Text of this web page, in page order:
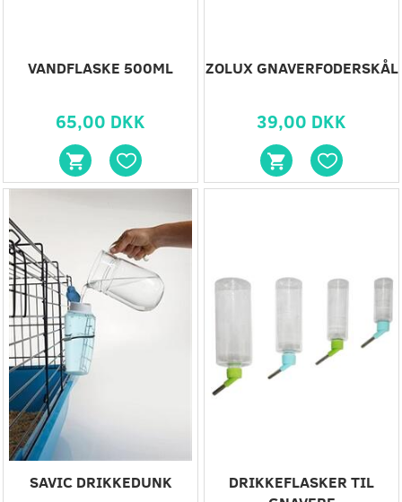
VANDFLASKE 500ML
65,00 DKK
ZOLUX GNAVERFODERSKÅL
39,00 DKK
SAVIC DRIKKEDUNK
DRIKKEFLASKER TIL